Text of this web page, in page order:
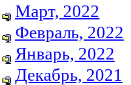
Март, 2022
Февраль, 2022
Январь, 2022
Декабрь, 2021